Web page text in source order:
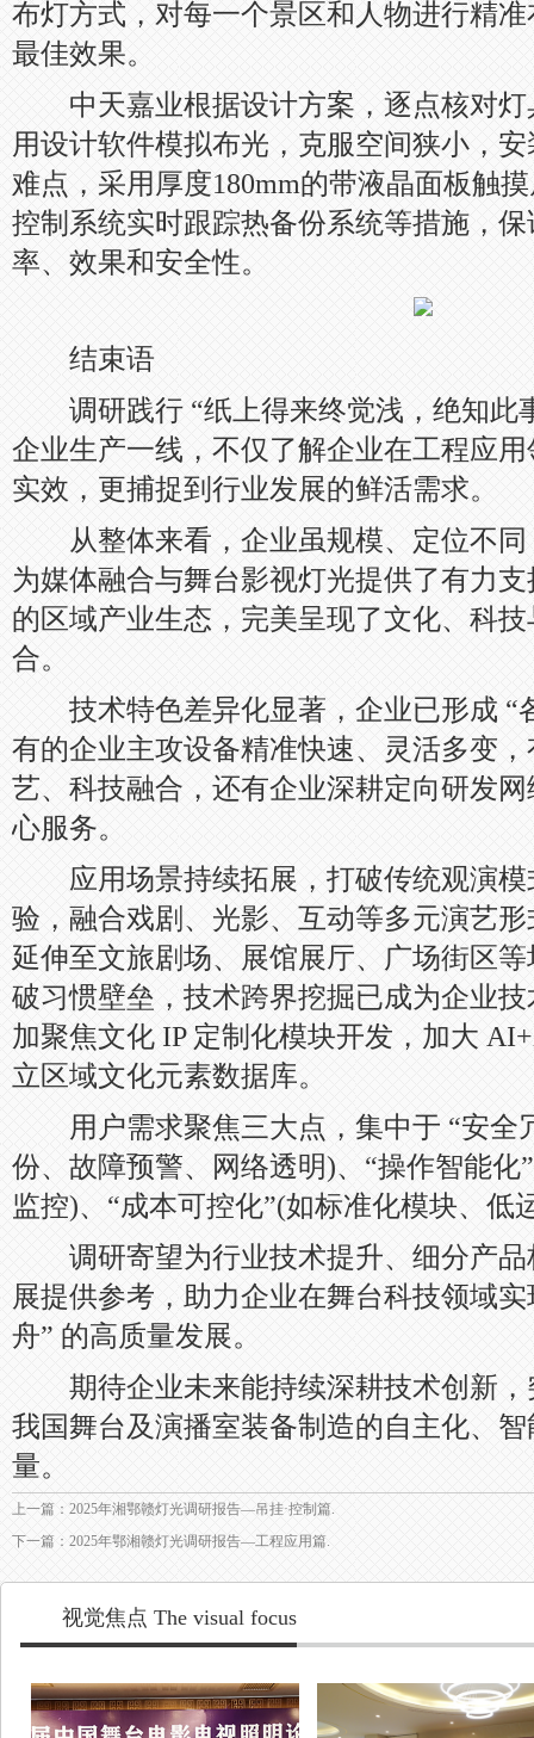
布灯方式，对每一个景区和人物进行精
最佳效果。
中天嘉业根据设计方案，逐点核对灯
用设计软件模拟布光，克服空间狭小，
难点，采用厚度180mm的带液晶面板触
控制系统实时跟踪热备份系统等措施，
率、效果和安全性。
结束语
调研践行 “纸上得来终觉浅，绝知此
企业生产一线，不仅了解企业在工程应
实效，更捕捉到行业发展的鲜活需求。
从整体来看，企业虽规模、定位不同
为媒体融合与舞台影视灯光提供了有力
的区域产业生态，完美呈现了文化、科
合。
技术特色差异化显著，企业已形成 “
有的企业主攻设备精准快速、灵活多变
艺、科技融合，还有企业深耕定向研发
心服务。
应用场景持续拓展，打破传统观演模
验，融合戏剧、光影、互动等多元演艺
延伸至文旅剧场、展馆展厅、广场街区
破习惯壁垒，技术跨界挖掘已成为企业
加聚焦文化 IP 定制化模块开发，加大
立区域文化元素数据库。
用户需求聚焦三大点，集中于 “安全
份、故障预警、网络透明)、“操作智能化
监控)、“成本可控化”(如标准化模块、低
调研寄望为行业技术提升、细分产品
展提供参考，助力企业在舞台科技领域
舟” 的高质量发展。
期待企业未来能持续深耕技术创新，
我国舞台及演播室装备制造的自主化、
量。
上一篇：2025年湘鄂赣灯光调研报告—吊挂·控制篇.
下一篇：2025年鄂湘赣灯光调研报告—工程应用篇.